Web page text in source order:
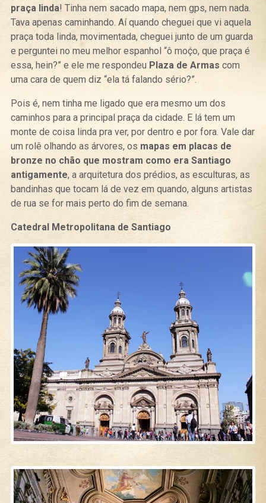
praça linda! Tinha nem sacado mapa, nem gps, nem nada.
Tava apenas caminhando. Aí quando cheguei que vi aquela
praça toda linda, movimentada, cheguei junto de um guarda
e perguntei no meu melhor espanhol “ô moço, que praça é
essa, hein?” e ele me respondeu Plaza de Armas com
uma cara de quem diz “ela tá falando sério?”.
Pois é, nem tinha me ligado que era mesmo um dos
caminhos para a principal praça da cidade. E lá tem um
monte de coisa linda pra ver, por dentro e por fora. Vale dar
um rolê olhando as árvores, os mapas em placas de
bronze no chão que mostram como era Santiago
antigamente, a arquitetura dos prédios, as esculturas, as
bandinhas que tocam lá de vez em quando, alguns artistas
de rua se for mais perto do fim de semana.
Catedral Metropolitana de Santiago